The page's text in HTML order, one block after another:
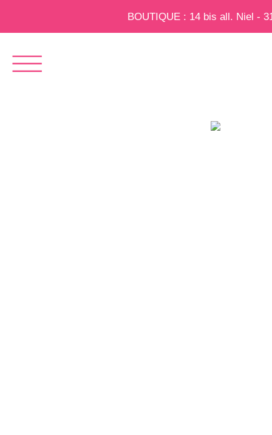
BOUTIQUE : 14 bis all. Niel -